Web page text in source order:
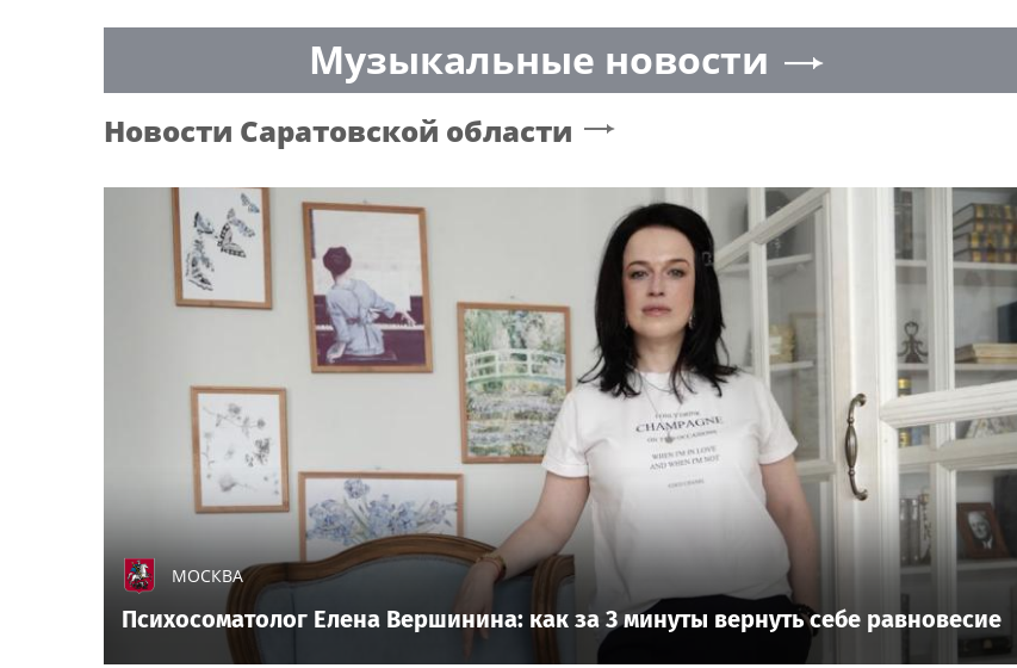
Музыкальные новости
Новости Саратовской области
МОСКВА
Психосоматолог Елена Вершинина: как за 3 минуты вернуть себе равновесие